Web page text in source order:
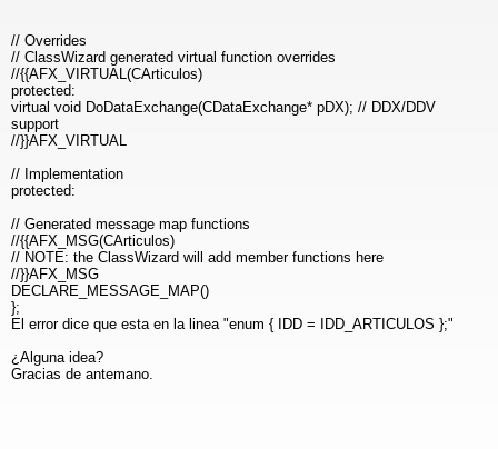
// Overrides
// ClassWizard generated virtual function overrides
//{{AFX_VIRTUAL(CArticulos)
protected:
virtual void DoDataExchange(CDataExchange* pDX); // DDX/DDV
support
//}}AFX_VIRTUAL
// Implementation
protected:
// Generated message map functions
//{{AFX_MSG(CArticulos)
// NOTE: the ClassWizard will add member functions here
//}}AFX_MSG
DECLARE_MESSAGE_MAP()
};
El error dice que esta en la linea "enum { IDD = IDD_ARTICULOS };"
¿Alguna idea?
Gracias de antemano.